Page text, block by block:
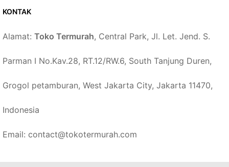
KONTAK
Alamat: Toko Termurah, Central Park, Jl. Let. Jend. S.
Parman I No.Kav.28, RT.12/RW.6, South Tanjung Duren,
Grogol petamburan, West Jakarta City, Jakarta 11470,
Indonesia
Email: contact@tokotermurah.com